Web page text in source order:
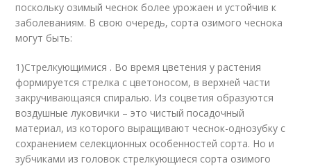
поскольку озимый чеснок более урожаен и устойчив к
заболеваниям. В свою очередь, сорта озимого чеснока
могут быть:
1)Стрелкующимися . Во время цветения у растения
формируется стрелка с цветоносом, в верхней части
закручивающаяся спиралью. Из соцветия образуются
воздушные луковички – это чистый посадочный
материал, из которого выращивают чеснок-однозубку с
сохранением селекционных особенностей сорта. Но и
зубчиками из головок стрелкующиеся сорта озимого